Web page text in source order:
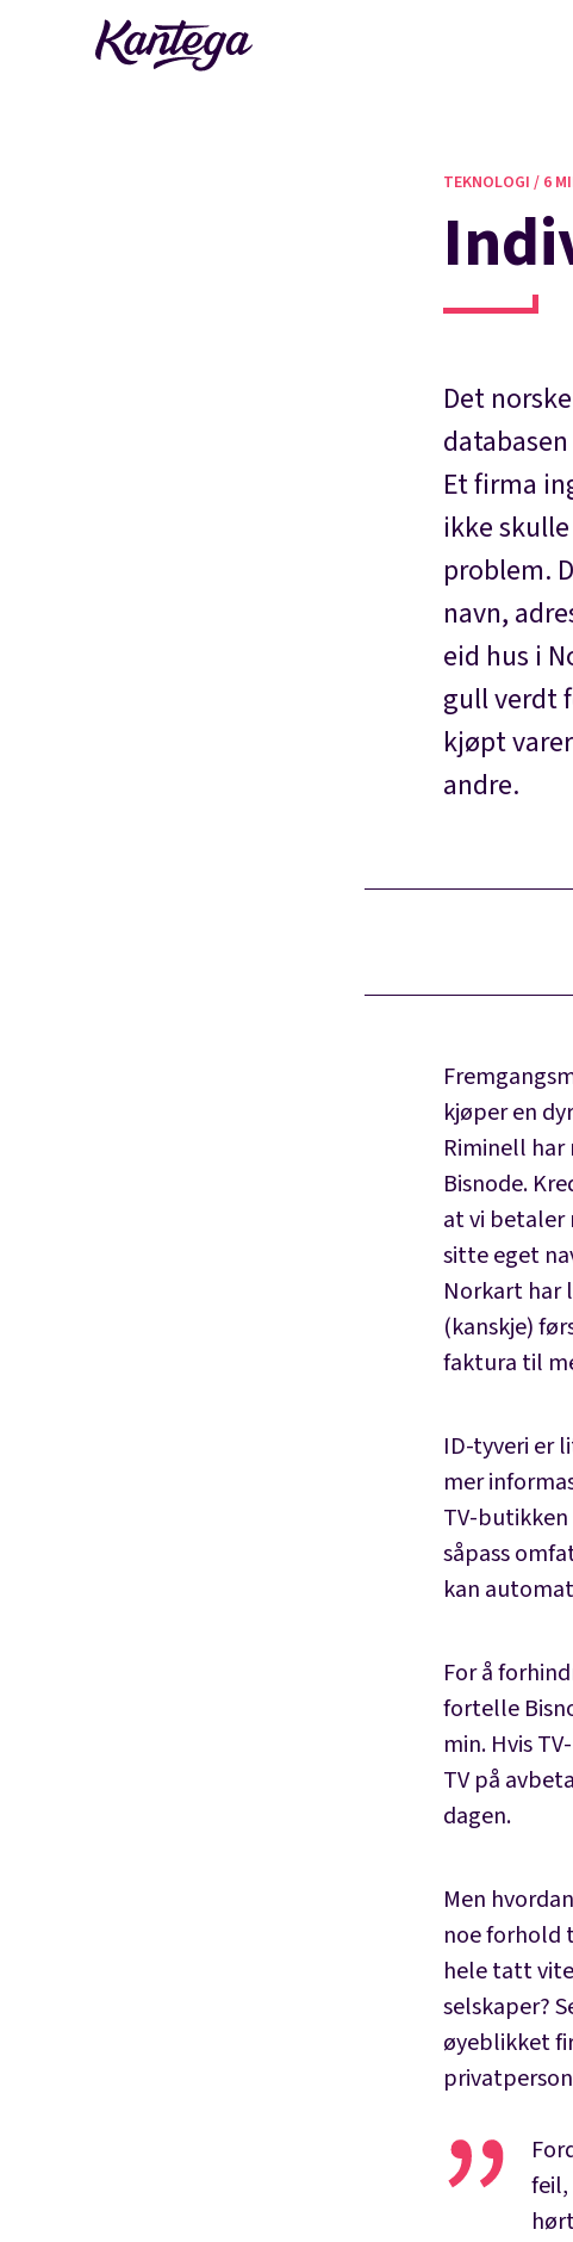
TEKNOLOGI / 6
Det
Et firma
ikke
problem.
navn,
eid hus i
gull verdt
kjøpt
andre.
kjøper en
Riminell
Bisnode.
at vi betaler
sitte eget
Norkart har
(kanskje)
faktura til
ID-tyveri er
mer
TV-
såpass
kan
For å
fortelle
min. Hvis
TV på
dagen.
Men
noe forhold
hele tatt
selskaper?
øyeblikket
feil,